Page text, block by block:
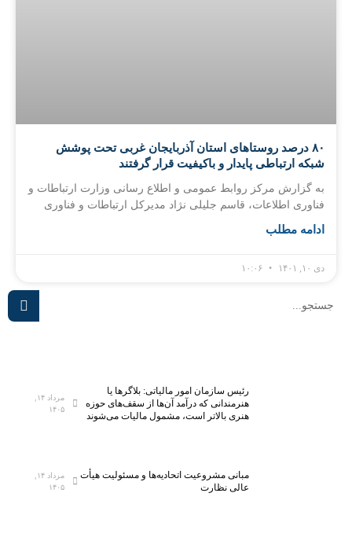
۸۰ درصد روستاهای استان آذربایجان غربی تحت پوشش
شبکه ارتباطی پایدار و باکیفیت قرار گرفتند
به گزارش مرکز روابط عمومی و اطلاع رسانی وزارت ارتباطات و
فناوری اطلاعات، قاسم جلیلی نژاد مدیرکل ارتباطات و فناوری
ادامه مطلب
دی ۱۰, ۱۴۰۱
رئیس سازمان امور مالیاتی: بلاگر‌ها یا
هنرمندانی که درآمد آن‌ها از سقف‌های حوزه
هنری بالاتر است، مشمول مالیات می‌شوند
۱۴۰۵
مبانی مشروعیت اتحادیه‌ها و مسئولیت هیأت
عالی نظارت
۱۴۰۵